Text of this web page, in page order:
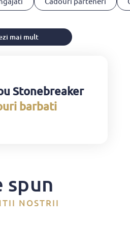
mai mult
Stonebreaker
barbati
spun
NOSTRII